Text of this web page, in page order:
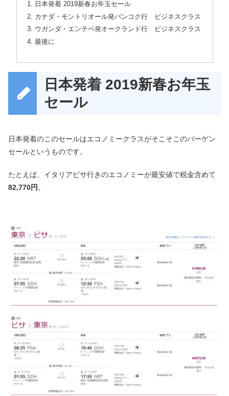
日本発着 2019新春お年玉セール
カナダ・モントリオール発バンコク行 ビジネスクラス
ウガンダ・エンテベ発オークランド行 ビジネスクラス
最後に
日本発着 2019新春お年玉
セール
日本発着のこのセールはエコノミークラスがそこそこのバーゲン
セールというものです。
たとえば、イタリアピサ行きのエコノミーが最安値で税金含めて
82,770円 。